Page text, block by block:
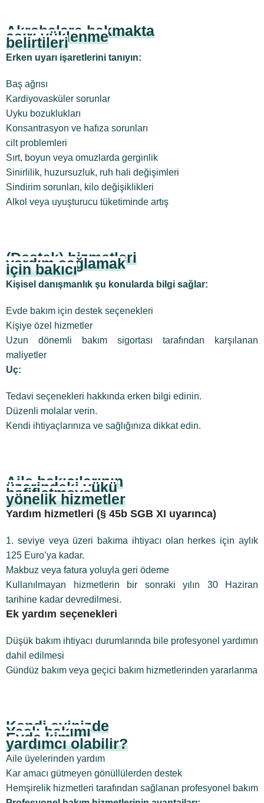
Akrabalara bakmakta
aşırı yüklenme
belirtileri
Erken uyarı işaretlerini tanıyın:
Baş ağrısı
Kardiyovasküler sorunlar
Uyku bozuklukları
Konsantrasyon ve hafıza sorunları
cilt problemleri
Sırt, boyun veya omuzlarda gerginlik
Sinirlilik, huzursuzluk, ruh hali değişimleri
Sindirim sorunları, kilo değişiklikleri
Alkol veya uyuşturucu tüketiminde artış
(Destek) hizmetleri
yardım sağlamak
için bakıcı
Kişisel danışmanlık şu konularda bilgi sağlar:
Evde bakım için destek seçenekleri
Kişiye özel hizmetler
Uzun dönemli bakım sigortası tarafından karşılanan
maliyetler
Uç:
Tedavi seçenekleri hakkında erken bilgi edinin.
Düzenli molalar verin.
Kendi ihtiyaçlarınıza ve sağlığınıza dikkat edin.
Aile bakıcılarının
üzerindeki yükü
hafifletmeye
yönelik hizmetler
Yardım hizmetleri (§ 45b SGB XI uyarınca)
1. seviye veya üzeri bakıma ihtiyacı olan herkes için aylık
125 Euro’ya kadar.
Makbuz veya fatura yoluyla geri ödeme
Kullanılmayan hizmetlerin bir sonraki yılın 30 Haziran
tarihine kadar devredilmesi.
Ek yardım seçenekleri
Düşük bakım ihtiyacı durumlarında bile profesyonel yardımın
dahil edilmesi
Gündüz bakım veya geçici bakım hizmetlerinden yararlanma
Kendi evinizde
Yaşlı bakımı
Evde kim
yardımcı olabilir?
Aile üyelerinden yardım
Kar amacı gütmeyen gönüllülerden destek
Hemşirelik hizmetleri tarafından sağlanan profesyonel bakım